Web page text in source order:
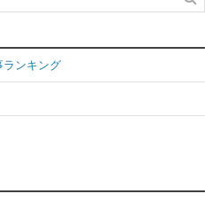
ンキング